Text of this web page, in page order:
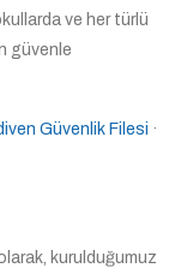
ve her türlü
güvenle
Güvenlik Filesi ·
kurulduğumuz